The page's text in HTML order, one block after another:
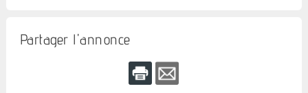
Partager l'annonce